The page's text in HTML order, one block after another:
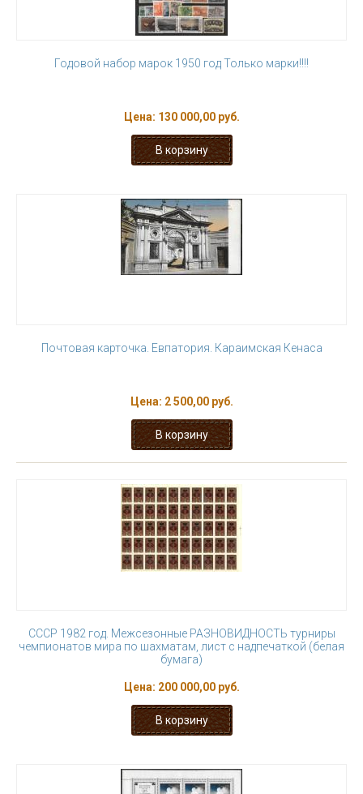
Годовой набор марок 1950 год Только марки!!!!
Цена: 130 000,00 руб.
Почтовая карточка. Евпатория. Караимская Кенаса
Цена: 2 500,00 руб.
СССР 1982 год. Межсезонные РАЗНОВИДНОСТЬ турниры
чемпионатов мира по шахматам, лист с надпечаткой (белая
бумага)
Цена: 200 000,00 руб.